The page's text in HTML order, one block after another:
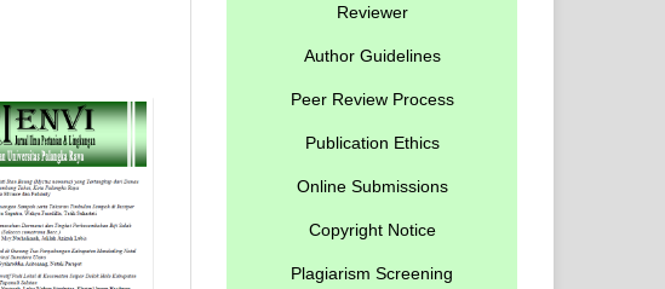
Reviewer
Author Guidelines
Peer Review Process
Publication Ethics
Online Submissions
Copyright Notice
Plagiarism Screening